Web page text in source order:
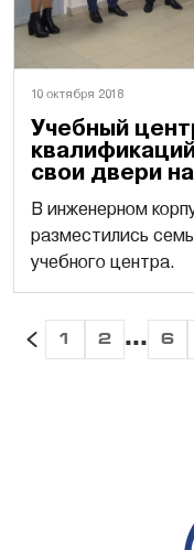
10 октября 2018
Учебный
свои двери
В инженерном
разместились
учебного центра.
1 2 ... 6